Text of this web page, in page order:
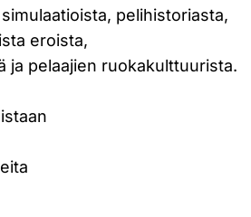
pelihistoriasta,
eroista,
ja pelaajien ruokakulttuurista.